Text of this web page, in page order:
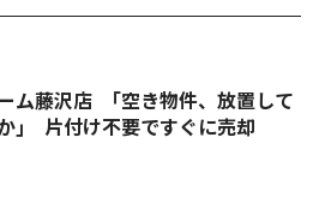
ム藤沢店 ｢空き物件、放置して
｣ 片付け不要ですぐに売却